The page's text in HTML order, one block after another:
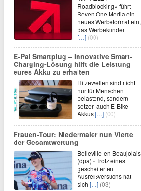
Roadblocking» führt
Seven.One Media ein
neues Werbeformat ein,
das Werbekunden
[…] (00)
E-Pal Smartplug – Innovative Smart-
Charging-Lösung hilft die Leistung
eures Akku zu erhalten
Hitzewellen sind nicht
nur für Menschen
belastend, sondern
setzen auch E-Bike-
Akkus[…] (00)
Frauen-Tour: Niedermaier nun Vierte
der Gesamtwertung
Belleville-en-Beaujolais
(dpa) - Trotz eines
gescheiterten
Ausreißversuchs hat
sich […] (03)